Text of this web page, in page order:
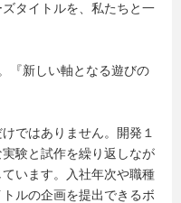
タイトルを、私たちと一
『新しい軸となる遊びの
ではありません。開発１
験と試作を繰り返しなが
います。入社年次や職種
ルの企画を提出できるボ